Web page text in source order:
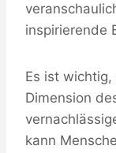
inspirierende
Es ist
Dimension
kann